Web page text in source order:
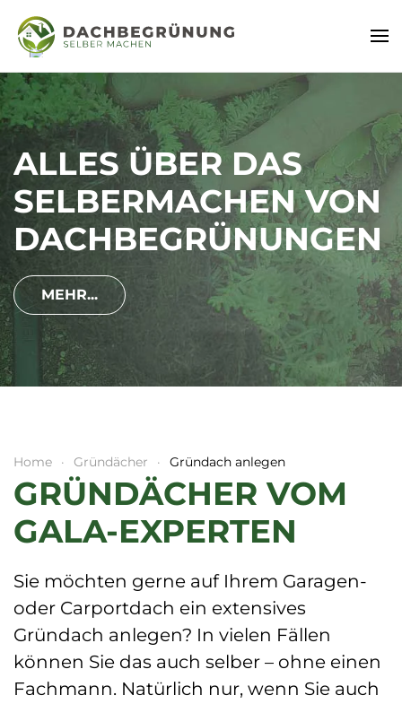
ALLES ÜBER DAS
SELBERMACHEN VON
DACHBEGRÜNUNGEN
MEHR...
Home Gründächer Gründach anlegen
GRÜNDÄCHER VOM
GALA-EXPERTEN
Sie möchten gerne auf Ihrem Garagen-
oder Carportdach ein extensives
Gründach anlegen? In vielen Fällen
können Sie das auch selber – ohne einen
Fachmann. Natürlich nur, wenn Sie auch